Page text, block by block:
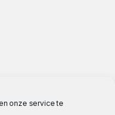
onze service te